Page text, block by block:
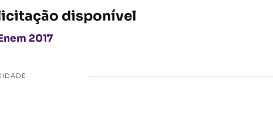
disponível
2017